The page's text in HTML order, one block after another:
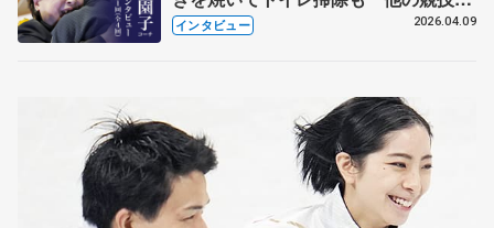
も通用するという坂本花織の筋肉
インタビュー 2026.04.09